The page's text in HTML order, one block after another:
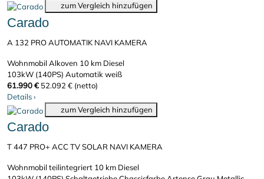
zum Vergleich hinzufügen
Carado
A 132 PRO AUTOMATIK NAVI KAMERA
Wohnmobil Alkoven 10 km Diesel
103kW (140PS) Automatikweiß
61.990 € 52.092 € (netto)
Details›
zum Vergleich hinzufügen
Carado
T 447 PRO+ ACC TV SOLAR NAVI KAMERA
Wohnmobil teilintegriert 10 km Diesel